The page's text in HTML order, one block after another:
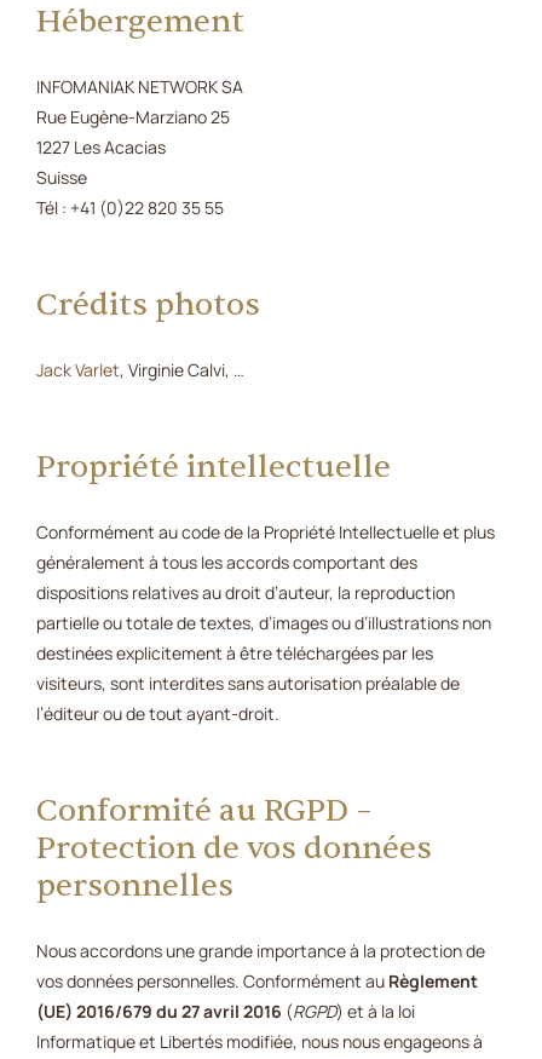
Hébergement
INFOMANIAK NETWORK SA
Rue Eugène-Marziano 25
1227 Les Acacias
Suisse
Tél : +41 (0)22 820 35 55
Crédits photos
Jack Varlet, Virginie Calvi, …
Propriété intellectuelle
Conformément au code de la Propriété Intellectuelle et plus
généralement à tous les accords comportant des
dispositions relatives au droit d’auteur, la reproduction
partielle ou totale de textes, d’images ou d’illustrations non
destinées explicitement à être téléchargées par les
visiteurs, sont interdites sans autorisation préalable de
l’éditeur ou de tout ayant-droit.
Conformité au RGPD –
Protection de vos données
personnelles
Nous accordons une grande importance à la protection de
vos données personnelles. Conformément au Règlement
(UE) 2016/679 du 27 avril 2016 (RGPD) et à la loi
Informatique et Libertés modifiée, nous nous engageons à